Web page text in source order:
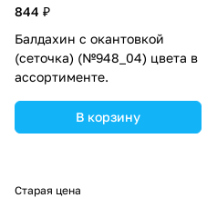
844 ₽
Балдахин с окантовкой
(сеточка) (№948_04) цвета в
ассортименте.
В корзину
Старая цена